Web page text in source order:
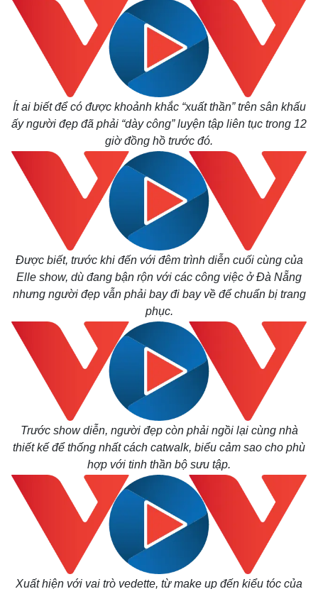
Kinh tế
Bất động sản
Khởi nghiệp
Thị trường
Giá vàng
Tiêu dùng
Tỷ giá
Chứng khoán
Giá cà phê
Ít ai biết để có được khoảnh khắc “xuất thần” trên sân khấu
ấy người đẹp đã phải “dày công” luyện tập liên tục trong 12
giờ đồng hồ trước đó.
Được biết, trước khi đến với đêm trình diễn cuối cùng của
Elle show, dù đang bận rộn với các công việc ở Đà Nẵng
nhưng người đẹp vẫn phải bay đi bay về để chuẩn bị trang
phục.
Trước show diễn, người đẹp còn phải ngồi lại cùng nhà
thiết kế để thống nhất cách catwalk, biểu cảm sao cho phù
hợp với tinh thần bộ sưu tập.
Xuất hiện với vai trò vedette, từ make up đến kiểu tóc của